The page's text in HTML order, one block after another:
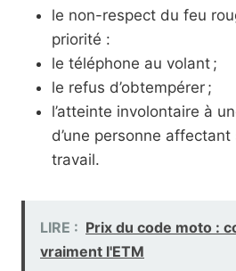
le non-respect du feu
priorité :
le téléphone au volant ;
le refus d’obtempérer ;
l’atteinte involontaire à
d’une personne
travail.
LIRE : Prix du code moto :
vraiment l'ETM